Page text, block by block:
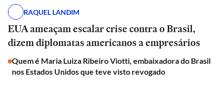
RAQUEL LANDIM
EUA ameaçam escalar crise contra o Brasil,
dizem diplomatas americanos a empresários
Quem é Maria Luiza Ribeiro Viotti, embaixadora do Brasil
nos Estados Unidos que teve visto revogado